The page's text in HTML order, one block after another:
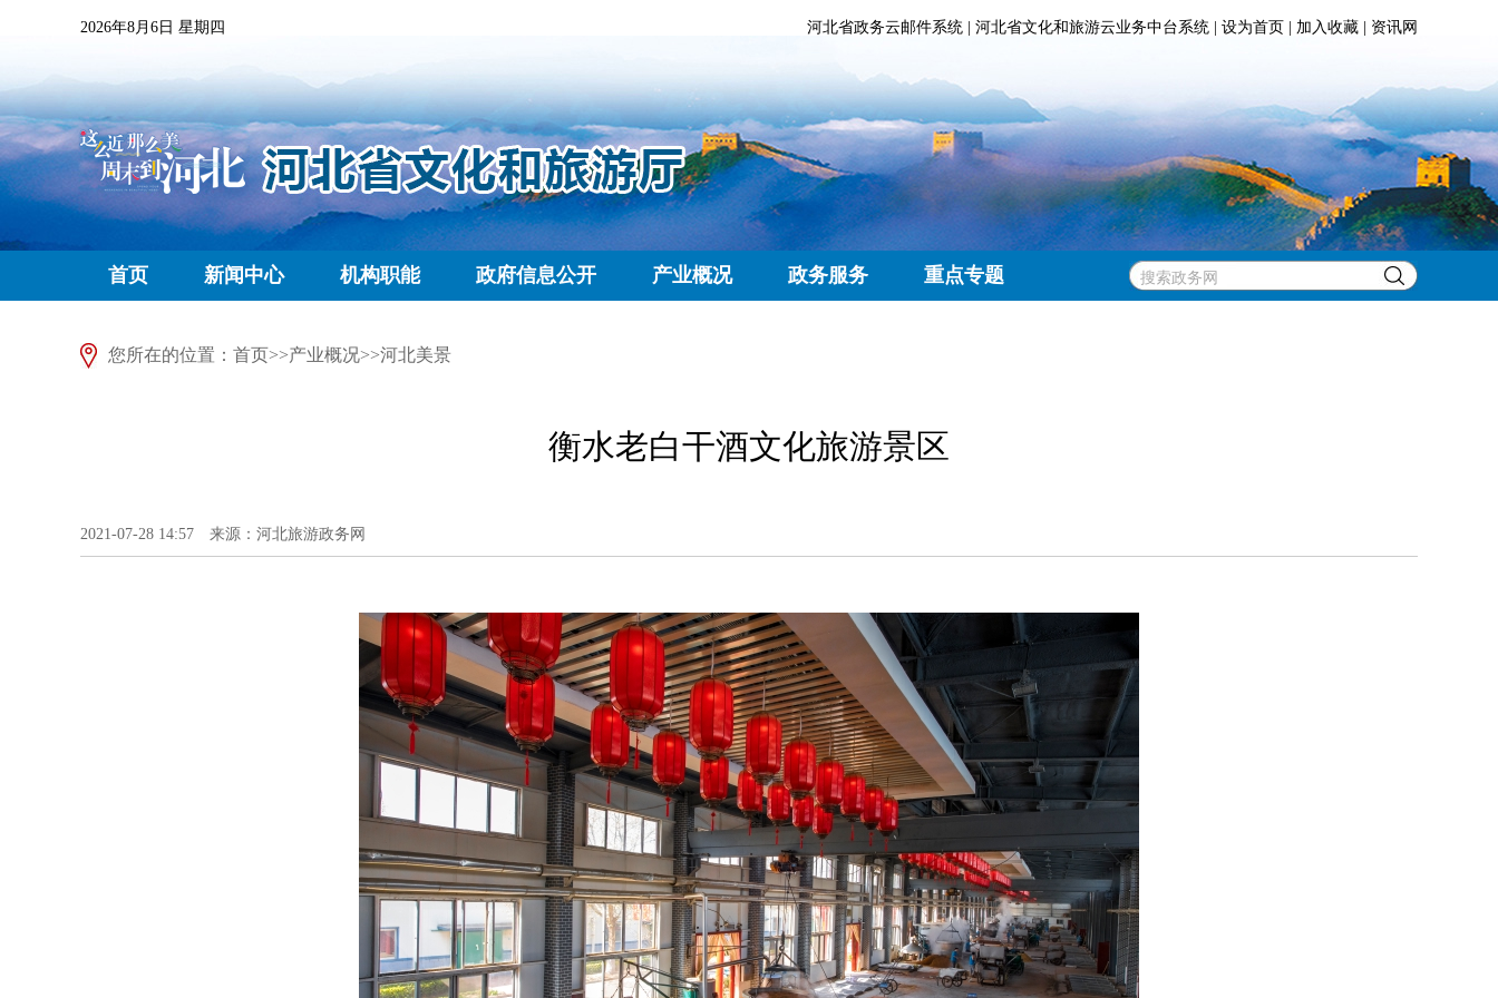
2026年8月6日 星期四 河北省政务云邮件系统 河北省文化和旅游云业务中台系统 设为首页 加入收藏 资讯网
首页 新闻中心 机构职能 政府信息公开 产业概况 政务服务 重点专题
您所在的位置： 首页>>产业概况>>河北美景
衡水老白干酒文化旅游景区
2021-07-28 14:57 来源：河北旅游政务网